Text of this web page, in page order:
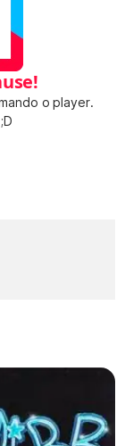
o player.